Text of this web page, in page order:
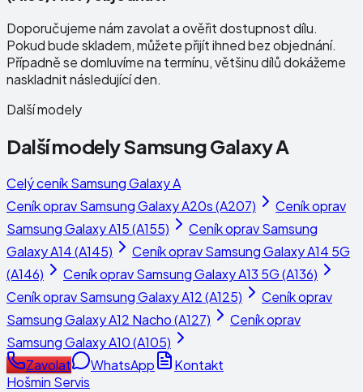
Doporučujeme nám zavolat a ověřit dostupnost dílu.
Pokud bude skladem, můžete přijít ihned bez objednání.
Případně se domluvíme na termínu, většinu dílů dokážeme
naskladnit následující den.
Další modely
Další modelySamsung Galaxy A
Celý ceníkSamsung Galaxy A
Ceník opravSamsung Galaxy A20s (A207)
Ceník oprav
Samsung Galaxy A15 (A155)
Ceník opravSamsung
Galaxy A14 (A145)
Ceník opravSamsung Galaxy A14 5G
(A146)
Ceník opravSamsung Galaxy A13 5G (A136)
Ceník opravSamsung Galaxy A12 (A125)
Ceník oprav
Samsung Galaxy A12 Nacho (A127)
Ceník oprav
Samsung Galaxy A10 (A105)
Zavolat
WhatsApp
Kontakt
Hošmin Servis